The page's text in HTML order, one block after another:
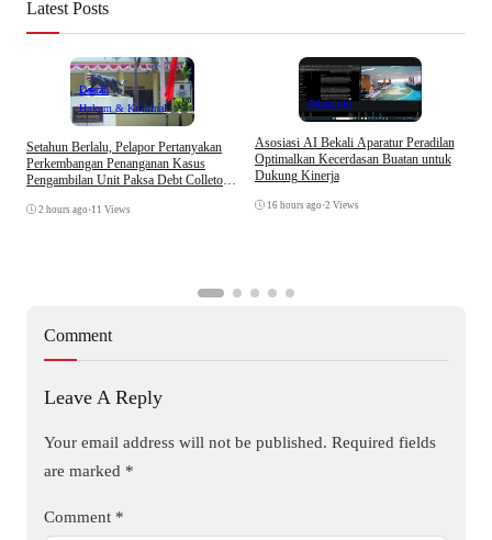
Latest Posts
Daerah
Hukum & Kriminal
Setahun Berlalu, Pelapor Pertanyakan
Perkembangan Penanganan Kasus
Pengambilan Unit Paksa Debt Colletor
2 hours ago •11 Views
Teknologi
Asosiasi AI Bekali Aparatur Peradilan
Optimalkan Kecerdasan Buatan untuk
Dukung Kinerja
16 hours ago •2 Views
Comment
Leave A Reply
Your email address will not be published. Required fields
are marked *
Comment *